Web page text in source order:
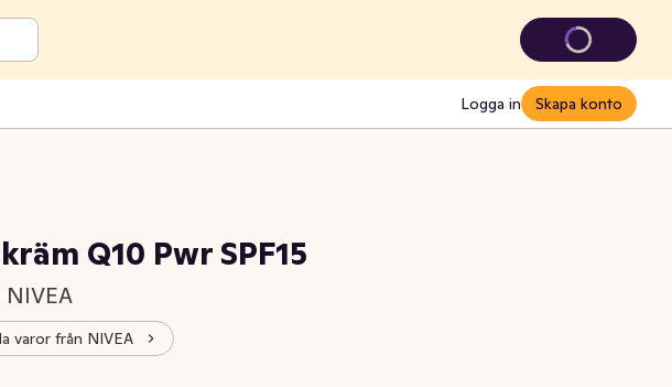
Logga in Skapa konto
Q10 Pwr SPF15
NIVEA
varor från NIVEA